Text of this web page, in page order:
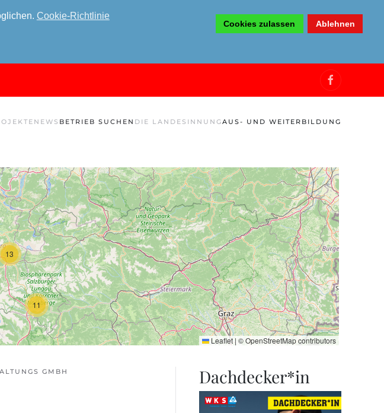
Cookie-Richtlinie
Cookies zulassen Ablehnen
NEWS BETRIEB SUCHEN DIE LANDESINNUNGAUS- UND WEITERBILDUNG
11
13
Leaflet | ©OpenStreetMapcontributors
GMBH Dachdecker*in